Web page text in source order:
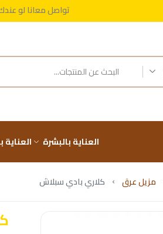
تواصل معانا لو
توصيل مجاني على طلباتك
العناية بالبشرة العناية
مزيل عرق كلاري بادي سبلاش